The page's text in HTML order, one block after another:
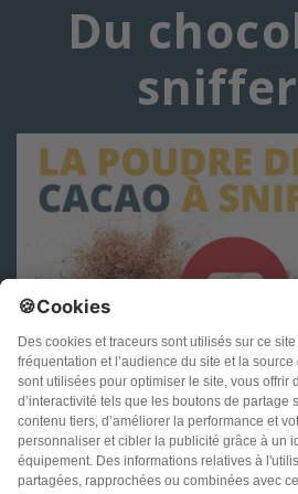
Du
sniffer
Conditions générales